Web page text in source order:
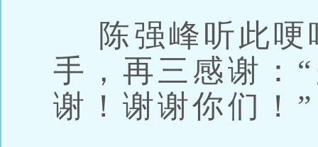
陈强峰听此哽
手，再三感谢
谢！谢谢你们！”